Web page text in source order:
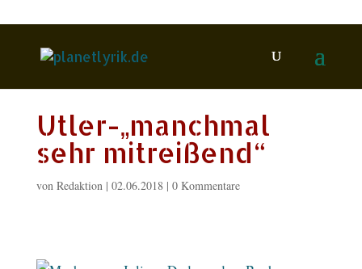
Utler-„manchmal
sehr mitreißend“
von Redaktion| 02.06.2018| 0 Kommentare